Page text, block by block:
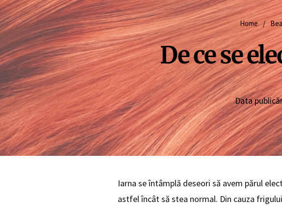
Home /
De ce se
Data
Iarna se întâmplă deseori să avem părul
astfel încât să stea normal. Din cauza